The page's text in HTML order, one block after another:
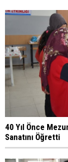
40 Yıl Önce
Sanatını Öğretti